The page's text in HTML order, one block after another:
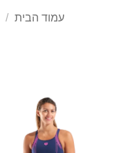
עמוד הבית /